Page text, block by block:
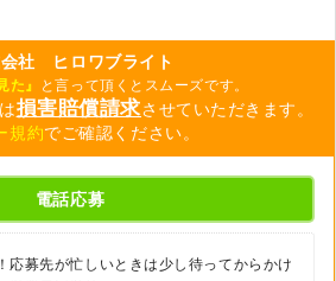
社 ヒロワブライト
た』 と言って頂くとスムーズです。
損害賠償請求させていただきます。
規約でご確認ください。
電話応募
応募先が忙しいときは少し待ってからかけ